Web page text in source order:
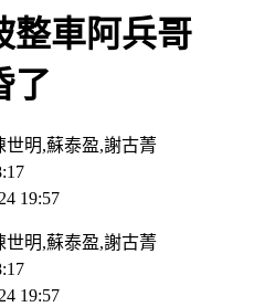
整車阿兵哥
了
明,蘇泰盈,謝古菁
19:57
世明,蘇泰盈,謝古菁
19:57